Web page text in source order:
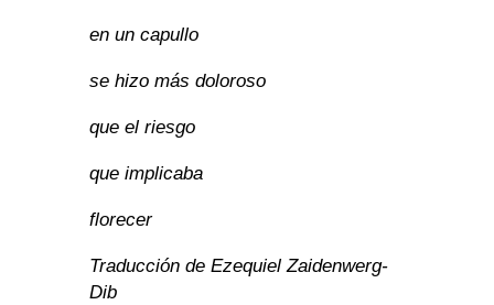
en un capullo
se hizo más doloroso
que el riesgo
que implicaba
florecer
Traducción de Ezequiel Zaidenwerg-
Dib